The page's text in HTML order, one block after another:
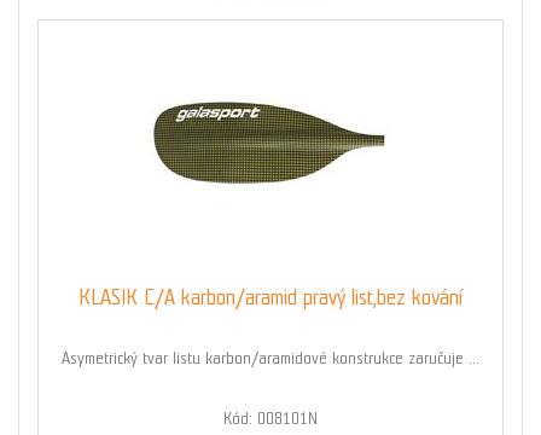
KLASIK C/A karbon/aramid pravý list,bez kování
Asymetrický tvar listu karbon/aramidové konstrukce zaručuje ...
Kód: 008101N